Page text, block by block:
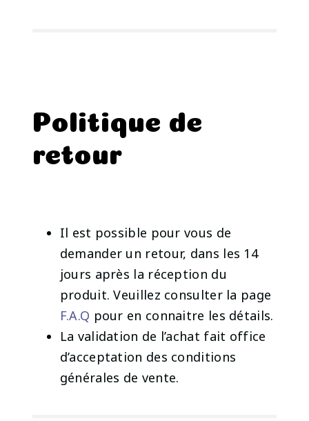
Politique de
retour
Il est possible pour vous de
demander un retour, dans les 14
jours après la réception du
produit. Veuillez consulter la page
F.A.Q pour en connaitre les détails.
La validation de l’achat fait office
d’acceptation des conditions
générales de vente.